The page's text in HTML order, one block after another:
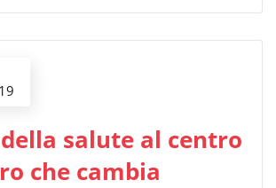
salute al centro
che cambia